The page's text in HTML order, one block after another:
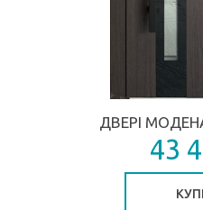
ДВЕРІ
43